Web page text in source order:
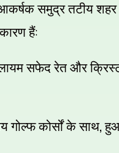
समुद्र तटीय
हैं:
सफेद रेत और
गोल्फ कोर्सों के साथ,